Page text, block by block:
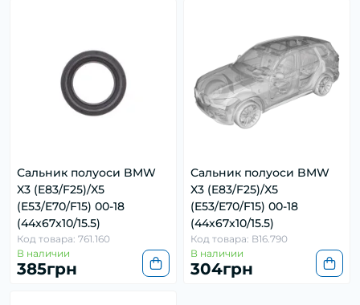
Сальник полуоси BMW
X3 (E83/F25)/X5
(E53/E70/F15) 00-18
(44x67x10/15.5)
Код товара: 761.160
В наличии
385грн
Сальник полуоси BMW
X3 (E83/F25)/X5
(E53/E70/F15) 00-18
(44x67x10/15.5)
Код товара: B16.790
В наличии
304грн